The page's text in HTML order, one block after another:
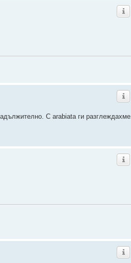
С arabiata ги разглеждахме.